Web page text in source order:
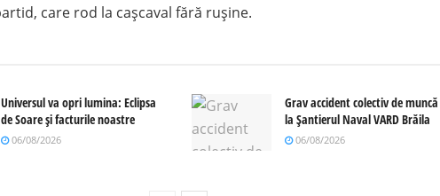
care rod la cașcaval fără rușine.
Universul va opri lumina: Eclipsa
de Soare și facturile noastre
06/08/2026
Grav accident colectiv de muncă
la Șantierul Naval VARD Brăila
06/08/2026